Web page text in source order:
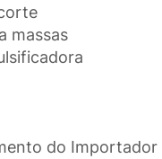
massas
do